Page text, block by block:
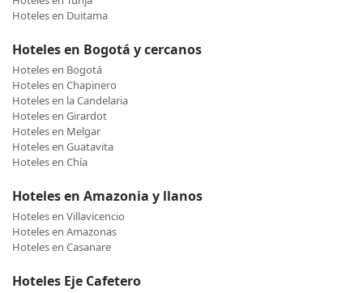
Hoteles en Duitama
Hoteles en Bogotá y cercanos
Hoteles en Bogotá
Hoteles en Chapinero
Hoteles en la Candelaria
Hoteles en Girardot
Hoteles en Melgar
Hoteles en Guatavita
Hoteles en Chía
Hoteles en Amazonia y llanos
Hoteles en Villavicencio
Hoteles en Amazonas
Hoteles en Casanare
Hoteles Eje Cafetero